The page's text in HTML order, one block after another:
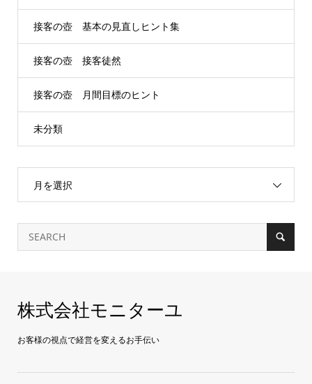
接客の壺 基本の見直しヒント集
接客の壺 接客徒然
接客の壺 月間目標のヒント
未分類
月を選択
株式会社モニターユ
お客様の視点で経営を変えるお手伝い